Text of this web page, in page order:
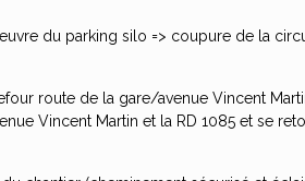
du parking silo => coupure de la
route de la gare/avenue Vincent
Vincent Martin et la RD 1085 et se